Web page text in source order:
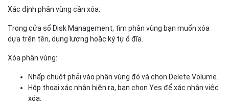
Xác định phân vùng cần xóa:
Trong cửa sổ Disk Management, tìm phân vùng bạn muốn xóa
dựa trên tên, dung lượng hoặc ký tự ổ đĩa.
Xóa phân vùng:
Nhấp chuột phải vào phân vùng đó và chọn Delete Volume.
Hộp thoại xác nhận hiện ra, bạn chọn Yes để xác nhận việc
xóa.